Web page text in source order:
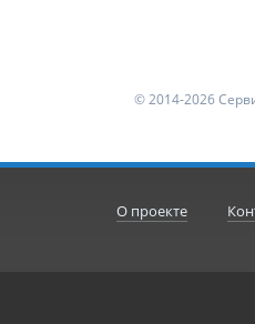
© 2014-2026
О проекте